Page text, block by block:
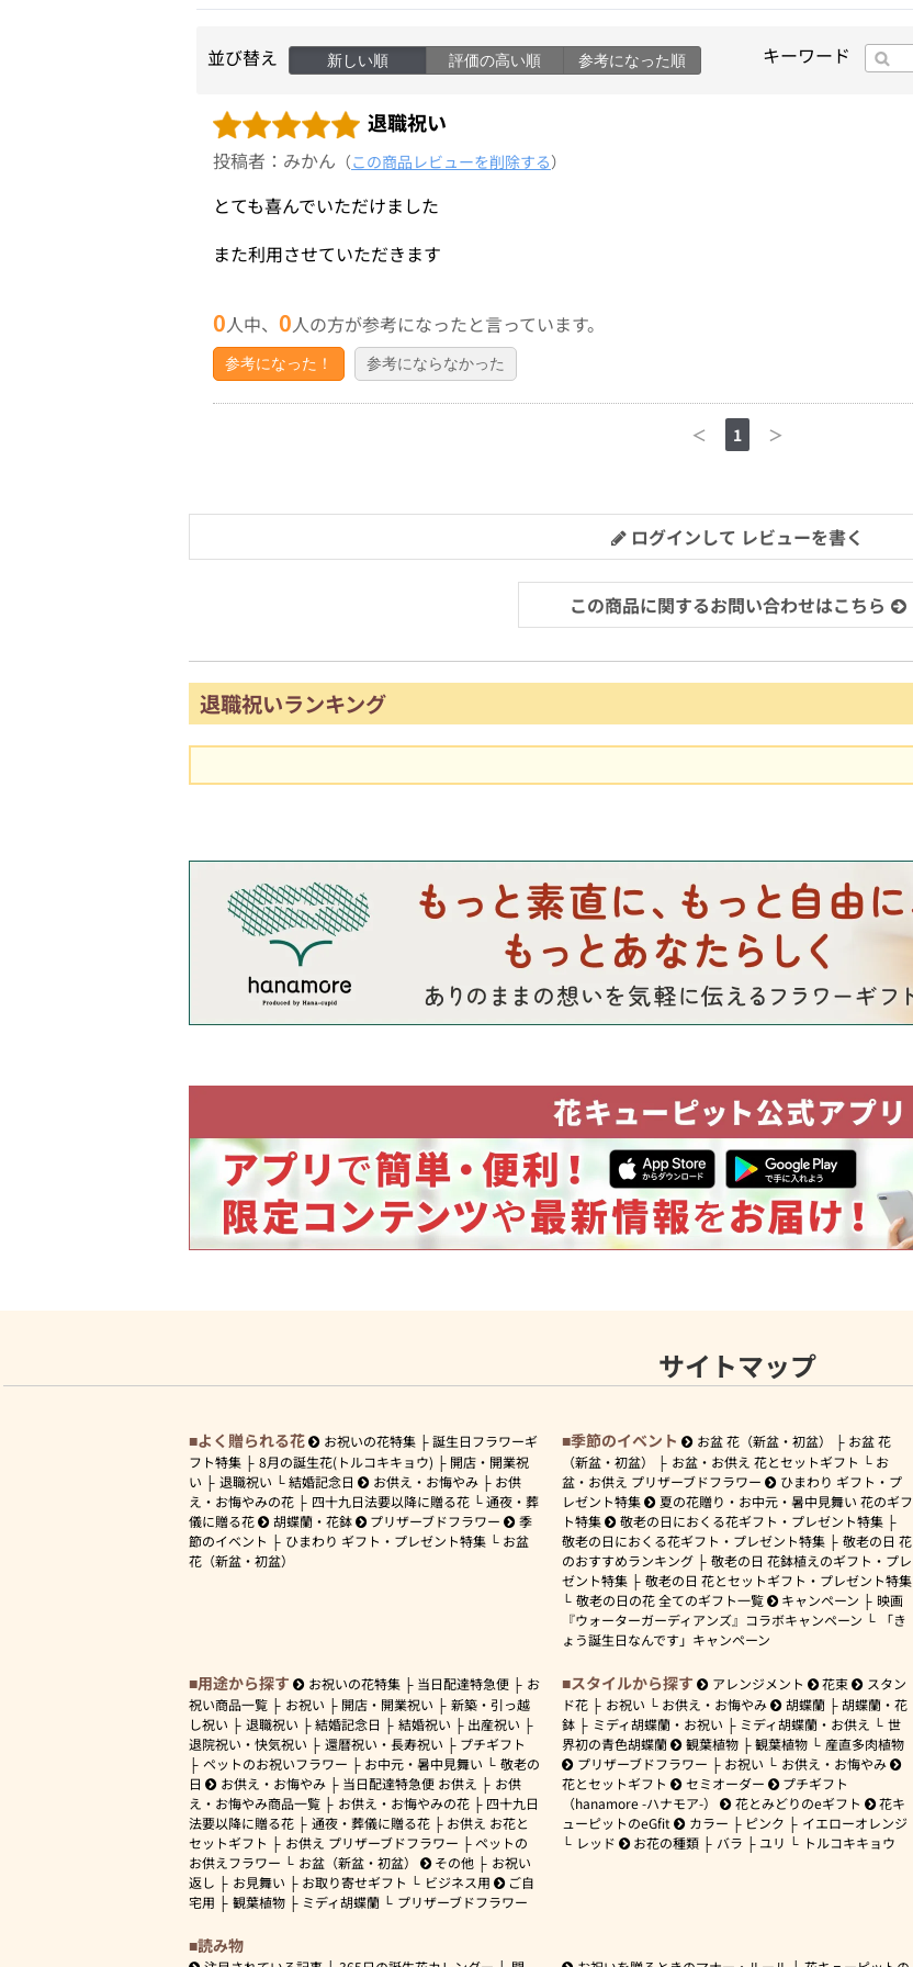
並び替え 新しい順 評価の高い順 参考になった順 キーワード
退職祝い
投稿者：みかん （この商品レビューを削除する）
とても喜んでいただけました
また利用させていただきます
0人中、 0人の方が参考になったと言っています。
参考になった！ 参考にならなかった
＜ 1 ＞
ログインして レビューを書く
この商品に関するお問い合わせはこちら
退職祝いランキング
サイトマップ
よく贈られる花 お祝いの花特集
誕生日フラワーギ
フト特集
8月の誕生花(トルコキキョウ)
開店・開業祝
い
退職祝い 結婚記念日 お供え・お悔やみ
お供
え・お悔やみの花
四十九日法要以降に贈る花
通夜・葬
儀に贈る花
胡蝶蘭・花鉢 プリザーブドフラワー
季
節のイベント
ひまわり ギフト・プレゼント特集
お盆
花（新盆・初盆）
季節のイベント お盆 花（新盆・初盆）
お盆 花
（新盆・初盆）
お盆・お供え 花とセットギフト
お
盆・お供え プリザーブドフラワー
ひまわり ギフト・プ
レゼント特集
夏の花贈り・お中元・暑中見舞い 花のギフ
ト特集
敬老の日におくる花ギフト・プレゼント特集
敬老の日におくる花ギフト・プレゼント特集
敬老の日 花
のおすすめランキング
敬老の日 花鉢植えのギフト・プレ
ゼント特集
敬老の日 花とセットギフト・プレゼント特集
敬老の日の花 全てのギフト一覧
キャンペーン
映画
『ウォーターガーディアンズ』コラボキャンペーン
「き
ょう誕生日なんです」キャンペーン
用途から探す お祝いの花特集 当日配達特急便
お
祝い商品一覧
お祝い 開店・開業祝い
新築・引っ越
し祝い
退職祝い 結婚記念日 結婚祝い
出産祝い
退院祝い・快気祝い
還暦祝い・長寿祝い
プチギフト
ペットのお祝いフラワー
お中元・暑中見舞い
敬老の
日
お供え・お悔やみ 当日配達特急便 お供え
お供
え・お悔やみ商品一覧
お供え・お悔やみの花
四十九日
法要以降に贈る花
通夜・葬儀に贈る花
お供え お花と
セットギフト
お供え プリザーブドフラワー
ペットの
お供えフラワー
お盆（新盆・初盆） その他
お祝い
返し
お見舞い お取り寄せギフト ビジネス用
ご自
宅用
観葉植物 ミディ胡蝶蘭 プリザーブドフラワー
スタイルから探す アレンジメント 花束
スタン
ド花
お祝い お供え・お悔やみ 胡蝶蘭
胡蝶蘭・花
鉢
ミディ胡蝶蘭・お祝い ミディ胡蝶蘭・お供え
世
界初の青色胡蝶蘭
観葉植物 観葉植物
産直多肉植物
プリザーブドフラワー
お祝い
お供え・お悔やみ
花とセットギフト
セミオーダー
プチギフト
（hanamore -ハナモア-）
花とみどりのeギフト
花キ
ューピットのeGfit
カラー ピンク
イエローオレンジ
レッド
お花の種類 バラ ユリ トルコキキョウ
読み物